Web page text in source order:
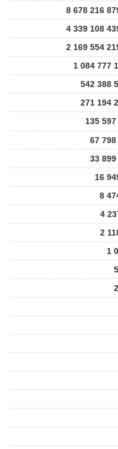
8 678 216
4 339 108
2 169 554
1 084 777
542 388
271 194
135
67
33
16
8
4
2
1